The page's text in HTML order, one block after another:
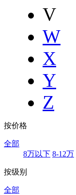
V
W
X
Y
Z
按价格
全部
8万以下 8-12万
按级别
全部